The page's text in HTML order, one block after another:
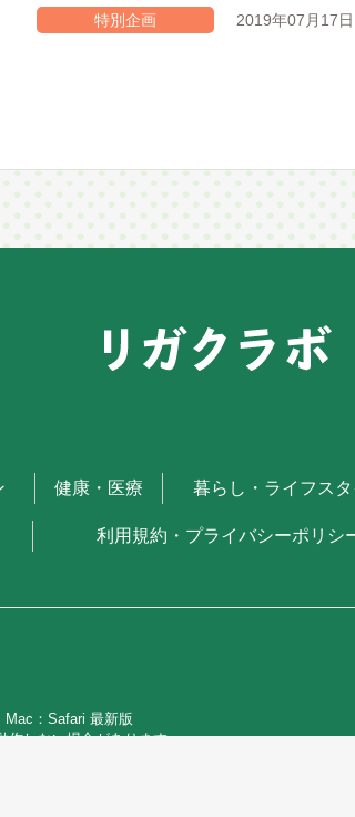
特別企画 2019年07月17日
健康・医療 暮らし・ライフス
利用規約・プライバシーポリシ
Mac：Safari 最新版
作しない場合があります。